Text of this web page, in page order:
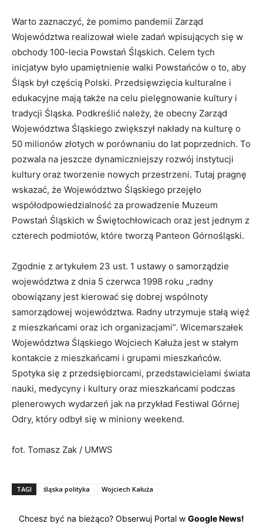
Warto zaznaczyć, że pomimo pandemii Zarząd
Województwa realizował wiele zadań wpisujących się w
obchody 100-lecia Powstań Śląskich. Celem tych
inicjatyw było upamiętnienie walki Powstańców o to, aby
Śląsk był częścią Polski. Przedsięwzięcia kulturalne i
edukacyjne mają także na celu pielęgnowanie kultury i
tradycji Śląska. Podkreślić należy, że obecny Zarząd
Województwa Śląskiego zwiększył nakłady na kulturę o
50 milionów złotych w porównaniu do lat poprzednich. To
pozwala na jeszcze dynamiczniejszy rozwój instytucji
kultury oraz tworzenie nowych przestrzeni. Tutaj pragnę
wskazać, że Województwo Śląskiego przejęło
współodpowiedzialność za prowadzenie Muzeum
Powstań Śląskich w Świętochłowicach oraz jest jednym z
czterech podmiotów, które tworzą Panteon Górnośląski.
Zgodnie z artykułem 23 ust. 1 ustawy o samorządzie
województwa z dnia 5 czerwca 1998 roku „radny
obowiązany jest kierować się dobrej wspólnoty
samorządowej województwa. Radny utrzymuje stałą więź
z mieszkańcami oraz ich organizacjami”. Wicemarszałek
Województwa Śląskiego Wojciech Kałuża jest w stałym
kontakcie z mieszkańcami i grupami mieszkańców.
Spotyka się z przedsiębiorcami, przedstawicielami świata
nauki, medycyny i kultury oraz mieszkańcami podczas
plenerowych wydarzeń jak na przykład Festiwal Górnej
Odry, który odbył się w miniony weekend.
fot. Tomasz Zak / UMWS
TAGI śląska polityka Wojciech Kałuża
Chcesz być na bieżąco? Obserwuj Portal w Google News!